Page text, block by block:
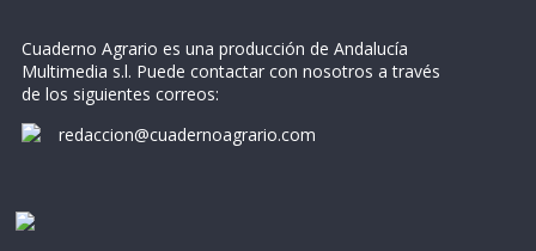
Cuaderno Agrario es una producción de Andalucía
Multimedia s.l. Puede contactar con nosotros a través
de los siguientes correos:
redaccion@cuadernoagrario.com